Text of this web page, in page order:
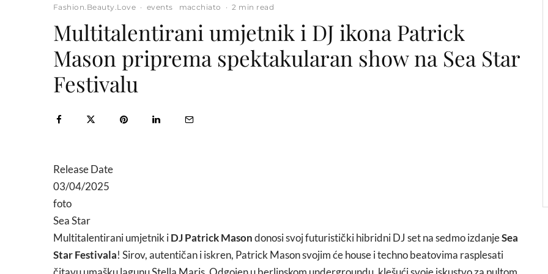
Fashion.Beauty.Love · events macchiato · 2 min read
Multitalentirani umjetnik i DJ ikona Patrick
Mason priprema spektakularan show na Sea Star
Festivalu
Release Date
03/04/2025
foto
Sea Star
Multitalentirani umjetnik iDJ Patrick Masondonosi svoj futuristički hibridni DJ set na sedmo izdanjeSea
Star Festivala! Sirov, autentičan i iskren, Patrick Mason svojim će house i techno beatovima rasplesati